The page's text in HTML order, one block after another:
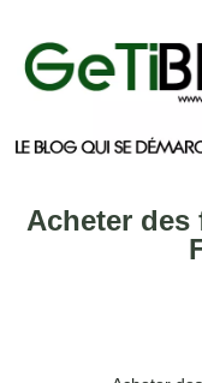
Acheter des